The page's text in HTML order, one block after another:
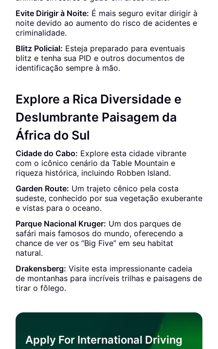
Evite Dirigir à Noite: É mais seguro evitar dirigir à
noite devido ao aumento do risco de acidentes e
criminalidade.
Blitz Policial: Esteja preparado para eventuais
blitz e tenha sua PID e outros documentos de
identificação sempre à mão.
Explore a Rica Diversidade e
Deslumbrante Paisagem da
África do Sul
Cidade do Cabo: Explore esta cidade vibrante
com o icônico cenário da Table Mountain e
riqueza histórica, incluindo Robben Island.
Garden Route: Um trajeto cênico pela costa
sudeste, conhecido por sua vegetação exuberante
e vistas para o oceano.
Parque Nacional Kruger: Um dos parques de
safári mais famosos do mundo, oferecendo a
chance de ver os “Big Five” em seu habitat
natural.
Drakensberg: Visite esta impressionante cadeia
de montanhas para incríveis trilhas e paisagens de
tirar o fôlego.
Apply For International Driving